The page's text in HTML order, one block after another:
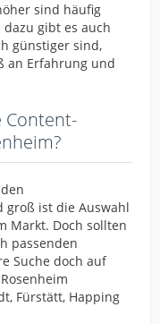
sind häufig
gibt es auch
günstiger sind,
an Erfahrung und
Content-
groß ist die Auswahl
Markt. Doch sollten
passenden
Suche doch auf
Fürstätt, Happing